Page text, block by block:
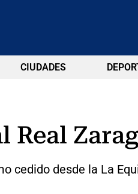
CIUDADES
cedido desde la La